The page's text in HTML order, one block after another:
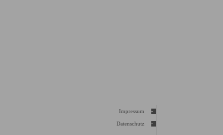
Impressum
Datenschutz